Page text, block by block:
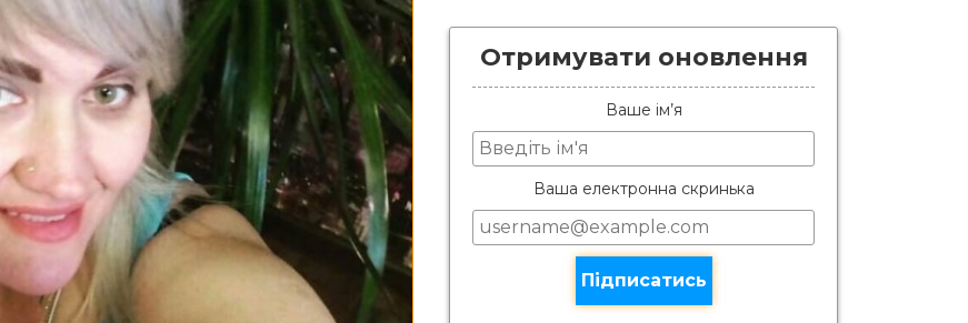
Отримувати оновлення
Ваше ім’я
Ваша електронна скринька